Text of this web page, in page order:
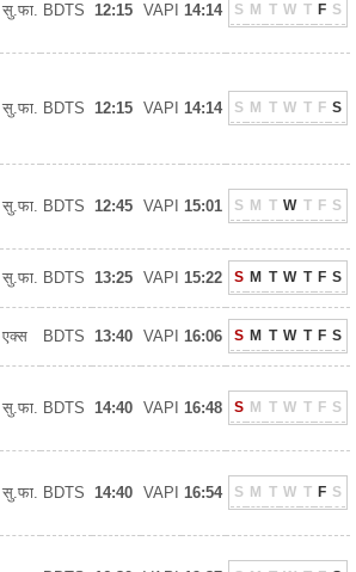
सु.फा. BDTS 12:15 VAPI 14:14 S M T W T F S
सु.फा. BDTS 12:15 VAPI 14:14 S M T W T F S
सु.फा. BDTS 12:45 VAPI 15:01 S M T W T F S
सु.फा. BDTS 13:25 VAPI 15:22 S M T W T F S
एक्स BDTS 13:40 VAPI 16:06 S M T W T F S
सु.फा. BDTS 14:40 VAPI 16:48 S M T W T F S
सु.फा. BDTS 14:40 VAPI 16:54 S M T W T F S